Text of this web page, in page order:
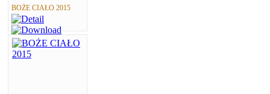
BOŻE CIAŁO 2015